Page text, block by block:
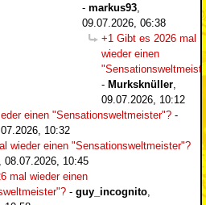
- markus93
09.07.2026, 06:38
+1 Gibt es 2026 mal
wieder einen
- Murksknüller
09.07.2026, 10:12
einen "Sensationsweltmeister"? -
10:32
wieder einen "Sensationsweltmeister"?
08.07.2026, 10:45
mal wieder einen
- guy_incognito